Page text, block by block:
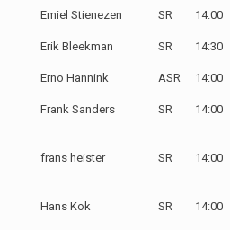
Emiel Stienezen SR 14:00
Erik Bleekman SR 14:30
Erno Hannink ASR 14:00
Frank Sanders SR 14:00
frans heister SR 14:00
Hans Kok SR 14:00